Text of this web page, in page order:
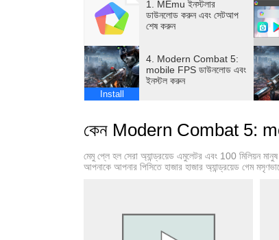
1. MEmu ইনস্টলার
ডাউনলোড করুন এবং সেটআপ
শেষ করুন
Install
4. Modern Combat 5:
mobile FPS ডাউনলোড এবং
ইনস্টল করুন
কেন Modern Combat 5:
মেমু প্লে হল সেরা অ্যান্ড্রয়েড এমুলেটর এবং 100 মিলিয়ন
আপনাকে আপনার পিসিতে হাজার হাজার অ্যান্ড্রয়েড গেম